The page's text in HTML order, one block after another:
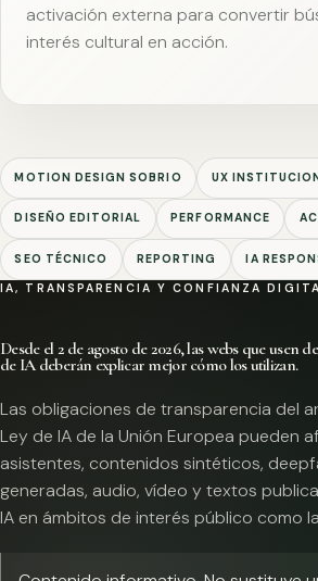
activación externa para convertir
interés cultural en acción.
MOTION DESIGN SOBRIO UX
DISEÑO EDITORIAL PERFORMANCE
SEO TÉCNICO REPORTING IA
IA, TRANSPARENCIA Y CONFIANZA
Desde el 2 de agosto de 2026, las webs que usen
de IA deberán explicar mejor cómo los utilizan.
Las obligaciones de transparencia del
Ley de IA de la Unión Europea pueden
asistentes, contenidos sintéticos,
generadas, audio, vídeo y textos
IA en ámbitos de interés público como